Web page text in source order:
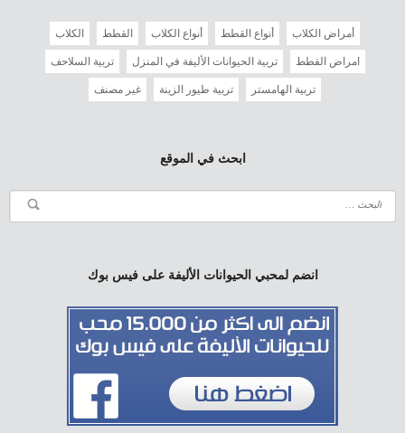
أمراض الكلاب أنواع القطط أنواع الكلاب القطط الكلاب
امراض القطط تربية الحيوانات الأليفة في المنزل تربية السلاحف
تربية الهامستر تربية طيور الزينة غير مصنف
ابحث في الموقع
انضم لمحبي الحيوانات الأليفة على فيس بوك